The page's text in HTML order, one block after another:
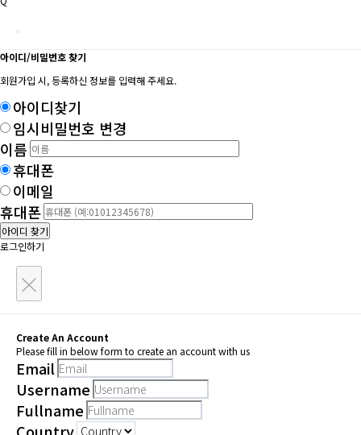
아이디/비밀번호 찾기
회원가입 시, 등록하신 정보를 입력해 주세요.
아이디찾기
임시비밀번호 변경
이름
휴대폰
이메일
휴대폰
아이디 찾기
로그인하기
×
Create An Account
Please fill in below form to create an account with us
Email
Username
Fullname